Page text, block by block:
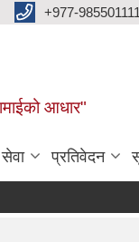
+977-
आधार"
प्रतिवेदन